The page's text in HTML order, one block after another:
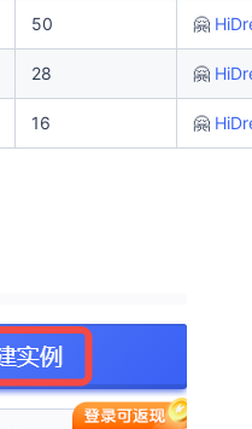
50 🤗
28 🤗
16 🤗